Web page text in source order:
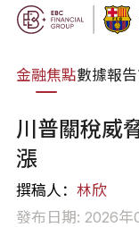
金融焦點數據報告
川普關稅威
漲
撰稿人： 林欣
發布日期: 2026年